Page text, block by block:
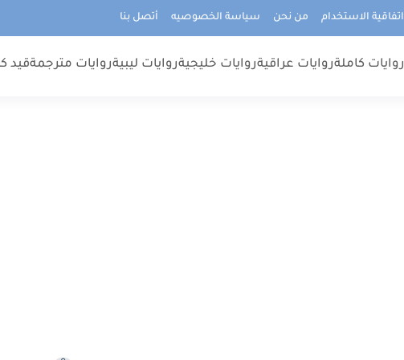
اتفاقية الاستخدام من نحن سياسة الخصوصيه أتصل بنا
روايات كاملةروايات عراقيةروايات خليجيةروايات ليبيةروايات مترجمةقيد